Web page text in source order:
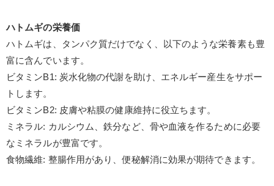
ハトムギの栄養価
ハトムギは、タンパク質だけでなく、以下のような栄養素も豊
富に含んでいます。
ビタミンB1: 炭水化物の代謝を助け、エネルギー産生をサポー
トします。
ビタミンB2: 皮膚や粘膜の健康維持に役立ちます。
ミネラル: カルシウム、鉄分など、骨や血液を作るために必要
なミネラルが豊富です。
食物繊維: 整腸作用があり、便秘解消に効果が期待できます。